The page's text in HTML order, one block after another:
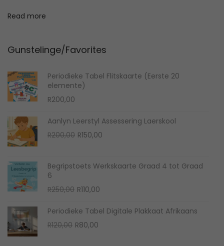
r
b
m
s
Read more
Gunstelinge/Favorites
Periodieke Tabel Flitskaarte (Eerste 20
elemente)
R200,00
Aanlyn Leerstyl Assessering Laerskool
R200,00 R150,00
Begripstoets Werkskaarte Graad 4 tot Graad
6
R250,00 R110,00
Periodieke Tabel Digitale Plakkaat Afrikaans
R120,00 R80,00